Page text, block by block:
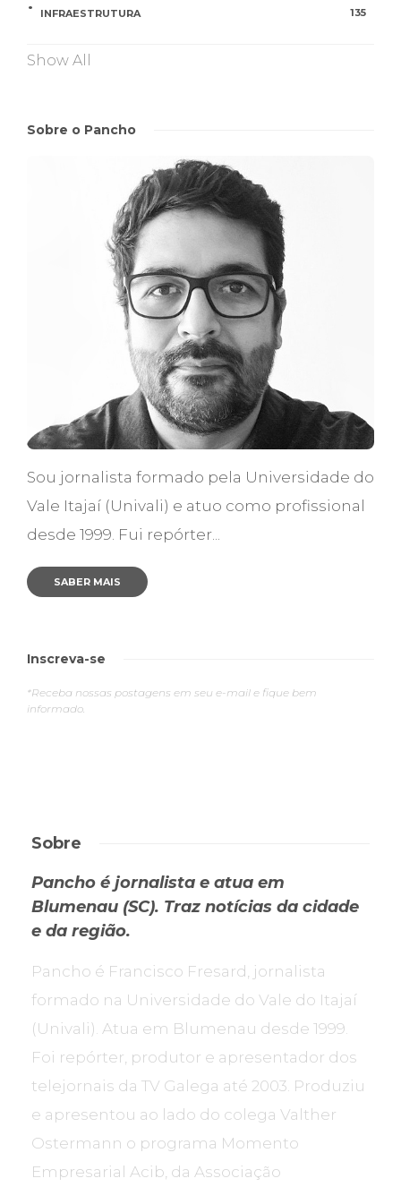
INFRAESTRUTURA 135
Show All
Sobre o Pancho
Sou jornalista formado pela Universidade do
Vale Itajaí (Univali) e atuo como profissional
desde 1999. Fui repórter...
SABER MAIS
Inscreva-se
*Receba nossas postagens em seu e-mail e fique bem
informado.
Sobre
Pancho é jornalista e atua em
Blumenau (SC). Traz notícias da cidade
e da região.
Pancho é Francisco Fresard, jornalista
formado na Universidade do Vale do Itajaí
(Univali). Atua em Blumenau desde 1999.
Foi repórter, produtor e apresentador dos
telejornais da TV Galega até 2003. Produziu
e apresentou ao lado do colega Valther
Ostermann o programa Momento
Empresarial Acib, da Associação